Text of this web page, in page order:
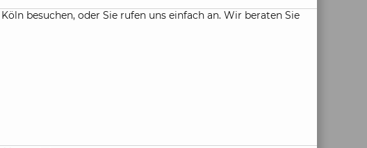
besuchen, oder Sie rufen uns einfach an. Wir beraten Sie